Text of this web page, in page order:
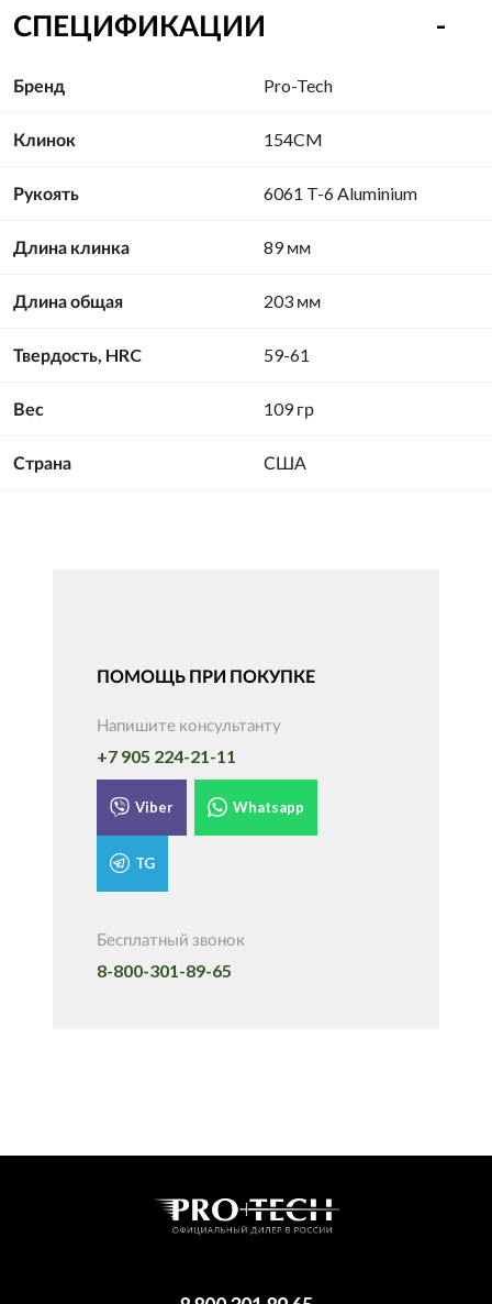
СПЕЦИФИКАЦИИ
Бренд Pro-Tech
Клинок 154CM
Рукоять 6061 T-6 Aluminium
Длина клинка 89 мм
Длина общая 203 мм
Твердость, HRC 59-61
Вес 109 гр
Страна США
ПОМОЩЬ ПРИ ПОКУПКЕ
Напишите консультанту
+7 905 224-21-11
Viber Whatsapp
TG
Бесплатный звонок
8-800-301-89-65